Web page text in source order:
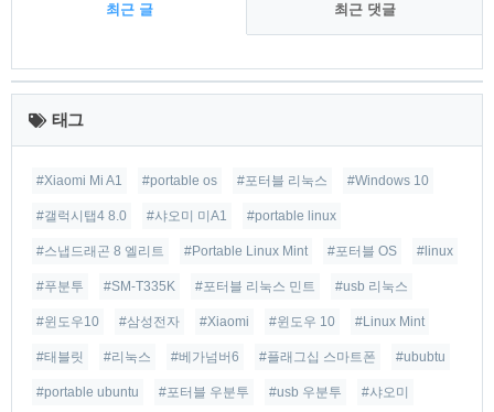
최근 글 최근 댓글
최
근
글 태그
#Xiaomi Mi A1 #portable os #포터블 리눅스 #Windows 10
#갤럭시탭4 8.0 #샤오미 미A1 #portable linux
#스냅드래곤 8 엘리트 #Portable Linux Mint #포터블 OS #linux
#푸분투 #SM-T335K #포터블 리눅스 민트 #usb 리눅스
#윈도우10 #삼성전자 #Xiaomi #윈도우 10 #Linux Mint
#태블릿 #리눅스 #베가넘버6 #플래그십 스마트폰 #ububtu
#portable ubuntu #포터블 우분투 #usb 우분투 #샤오미